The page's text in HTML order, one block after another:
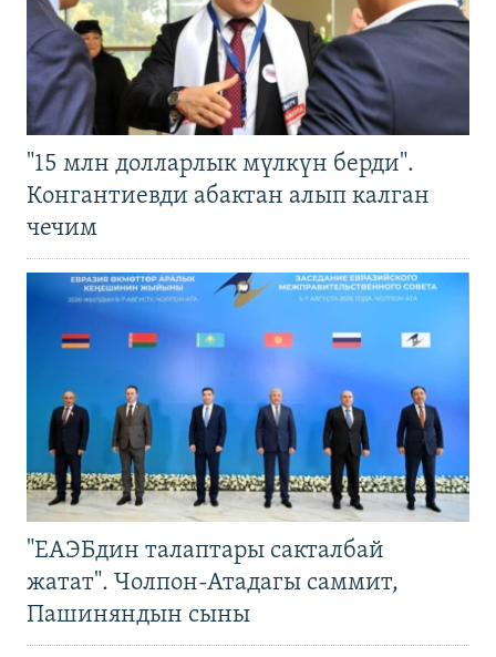
"15 млн долларлык мүлкүн берди".
Конгантиевди абактан алып калган
чечим
"ЕАЭБдин талаптары сакталбай
жатат". Чолпон-Атадагы саммит,
Пашиняндын сыны